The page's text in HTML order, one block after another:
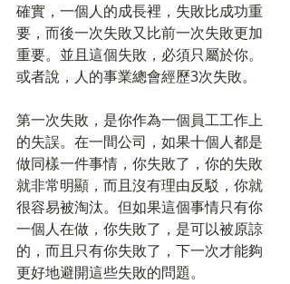
確實，一個人的成長裡，失敗比成功重
要，而後一次失敗又比前一次失敗更加
重要。並且這個失敗，必須只屬於你。
或者說，人的事業總會經歷3次失敗。
第一次失敗，是你作為一個員工工作上
的失誤。在一間公司，如果十個人都是
做同樣一件事情，你失敗了，你的失敗
就非常明顯，而且沒有理由反駁，你就
很容易被淘汰。但如果這個事情只有你
一個人在做，你失敗了，是可以被原諒
的，而且只有你失敗了，下一次才能夠
更好地避開這些失敗的問題。